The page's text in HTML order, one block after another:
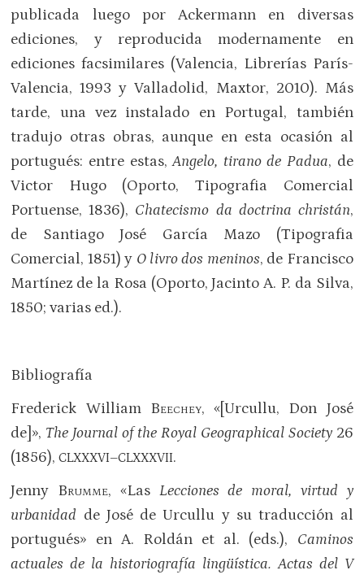
publicada luego por Ackermann en diversas
ediciones, y reproducida modernamente en
ediciones facsimilares (Valencia, Librerías París-
Valencia, 1993 y Valladolid, Maxtor, 2010). Más
tarde, una vez instalado en Portugal, también
tradujo otras obras, aunque en esta ocasión al
portugués: entre estas,Angelo, tirano de Padua, de
Victor Hugo (Oporto, Tipografia Comercial
Portuense, 1836), Chatecismo da doctrina christán,
de Santiago José García Mazo (Tipografia
Comercial, 1851) y O livro dos meninos, de Francisco
Martínez de la Rosa (Oporto, Jacinto A. P. da Silva,
1850; varias ed.).
Bibliografía
Frederick William Beechey, «[Urcullu, Don José
de]», The Journal of the Royal Geographical Society26
(1856),CLXXXVI–CLXXXVII.
Jenny Brumme, «Las Lecciones de moral, virtud y
urbanidad de José de Urcullu y su traducción al
portugués» en A. Roldán et al. (eds.), Caminos
actuales de la historiografía lingüística. Actas del V